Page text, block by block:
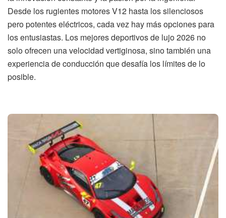
Desde los rugientes motores V12 hasta los silenciosos
pero potentes eléctricos, cada vez hay más opciones para
los entusiastas. Los mejores deportivos de lujo 2026 no
solo ofrecen una velocidad vertiginosa, sino también una
experiencia de conducción que desafía los límites de lo
posible.